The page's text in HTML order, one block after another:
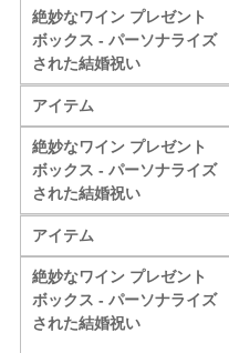
絶妙なワイン プレゼント
ボックス - パーソナライズ
された結婚祝い
アイテム
絶妙なワイン プレゼント
ボックス - パーソナライズ
された結婚祝い
アイテム
絶妙なワイン プレゼント
ボックス - パーソナライズ
された結婚祝い